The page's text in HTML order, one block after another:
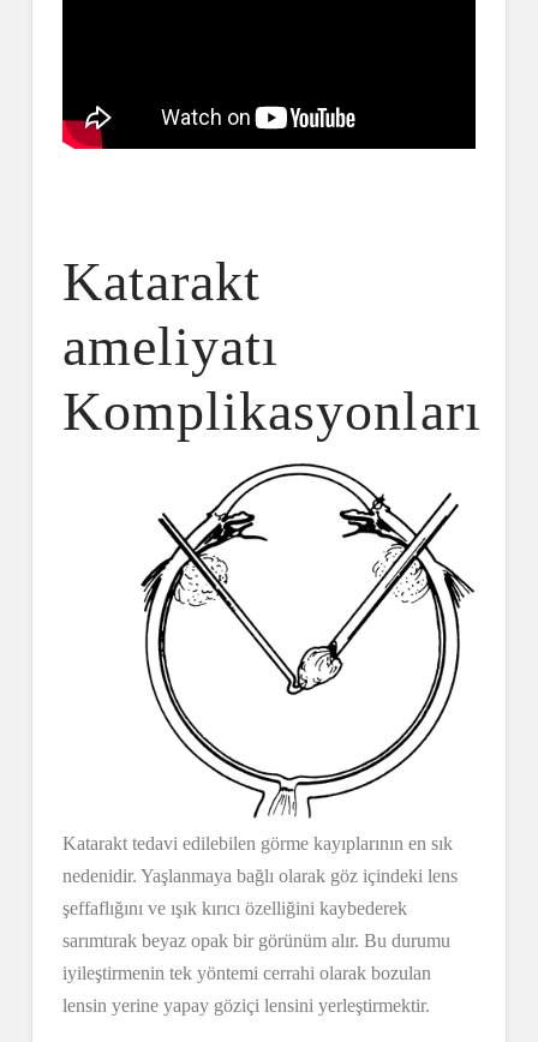
Katarakt
ameliyatı
Komplikasyonları
Katarakt tedavi edilebilen görme kayıplarının en sık
nedenidir. Yaşlanmaya bağlı olarak göz içindeki lens
şeffaflığını ve ışık kırıcı özelliğini kaybederek
sarımtırak beyaz opak bir görünüm alır. Bu durumu
iyileştirmenin tek yöntemi cerrahi olarak bozulan
lensin yerine yapay göziçi lensini yerleştirmektir.